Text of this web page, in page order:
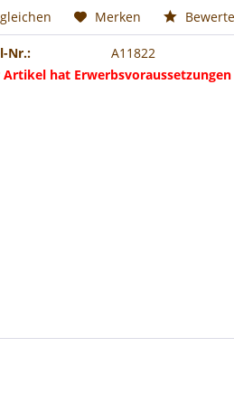
Merken
Nr.:
A11822
Artikel hat Erwerbsvoraussetzungen